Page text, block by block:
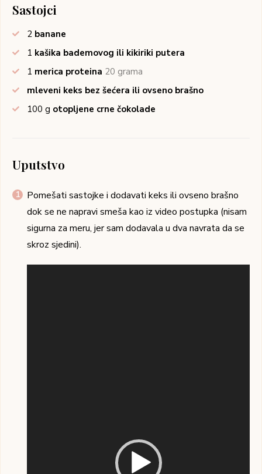
Sastojci
2 banane
1 kašika bademovog ili kikiriki putera
1 merica proteina 20 grama
mleveni keks bez šećera ili ovseno brašno
100 g otopljene crne čokolade
Uputstvo
Pomešati sastojke i dodavati keks ili ovseno brašno
dok se ne napravi smeša kao iz video postupka (nisam
sigurna za meru, jer sam dodavala u dva navrata da se
skroz sjedini).